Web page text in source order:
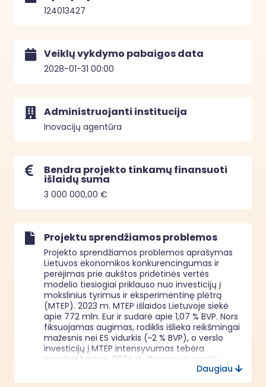
124013427
Veiklų vykdymo pabaigos data
2028-01-31 00:00
Administruojanti institucija
Inovacijų agentūra
Bendra projekto tinkamų finansuoti
išlaidų suma
3 000 000,00 €
Projektu sprendžiamos problemos
Projekto sprendžiamos problemos aprašymas
Lietuvos ekonomikos konkurencingumas ir
perėjimas prie aukštos pridėtinės vertės
modelio tiesiogiai priklauso nuo investicijų į
mokslinius tyrimus ir eksperimentinę plėtrą
(MTEP). 2023 m. MTEP išlaidos Lietuvoje siekė
apie 772 mln. Eur ir sudarė apie 1,07 % BVP. Nors
fiksuojamas augimas, rodiklis išlieka reikšmingai
mažesnis nei ES vidurkis (~2 % BVP), o verslo
investicijų į MTEP intensyvumas tebėra
nepakankamas. 2024 m. Europos inovacijų
švieslentėje Lietuva priskiriama vidutinių
inovatorių grupei, identifikuojant silpnesnes
Daugiau